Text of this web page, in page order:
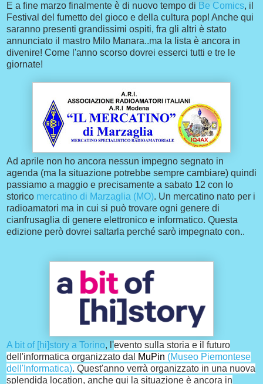
E a fine marzo finalmente è di nuovo tempo di Be Comics, il
Festival del fumetto del gioco e della cultura pop! Anche qui
saranno presenti grandissimi ospiti, fra gli altri è stato
annunciato il mastro Milo Manara..ma la lista è ancora in
divenire! Come l'anno scorso dovrei esserci tutti e tre le
giornate!
Ad aprile non ho ancora nessun impegno segnato in
agenda (ma la situazione potrebbe sempre cambiare) quindi
passiamo a maggio e precisamente a sabato 12 con lo
storico mercatino di Marzaglia (MO). Un mercatino nato per i
radioamatori ma in cui si può trovare ogni genere di
cianfrusaglia di genere elettronico e informatico. Questa
edizione però dovrei saltarla perché sarò impegnato con..
A bit of [hi]story a Torino, l'evento sulla storia e il futuro
dell'informatica organizzato dal MuPin (Museo Piemontese
dell'Informatica). Quest'anno verrà organizzato in una nuova
splendida location, anche qui la situazione è ancora in